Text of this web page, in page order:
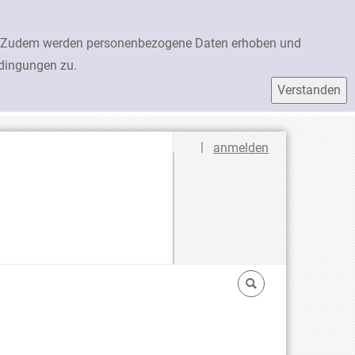
werden personenbezogene Daten erhoben und
zu.
Sprache auswählen
| anmelden